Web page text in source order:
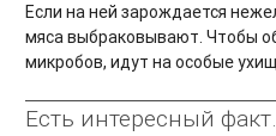
Если на ней зарождается
мяса выбраковывают. Чтобы
микробов, идут на особые
Есть интересный